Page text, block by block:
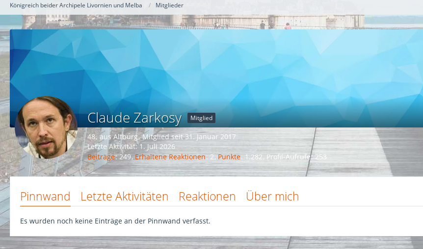
Königreich beider Archipele Livornien und Melba Mitglieder
Claude Zarkosy Mitglied
48 aus Altburg Mitglied seit 31. Januar 2017
Letzte Aktivität:1. Juli 2026
Beiträge 249 Erhaltene Reaktionen 2 Punkte 1.282 Profil-Aufrufe 253
Pinnwand Letzte Aktivitäten Reaktionen Über mich
Es wurden noch keine Einträge an der Pinnwand verfasst.